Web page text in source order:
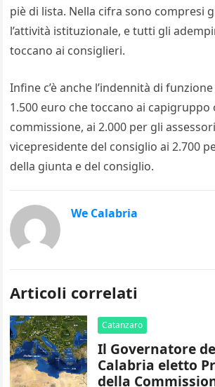
piè di lista. Nella cifra sono compresi
l’attività istituzionale, e tutti gli
toccano ai consiglieri.
Infine c’è anche l’indennità di
1.500 euro che toccano ai
commissione, ai 2.000 per gli
vicepresidente del consiglio ai 2.700
della giunta e del consiglio.
We Calabria
Articoli correlati
Catanzaro
Il Governatore
Calabria eletto
della